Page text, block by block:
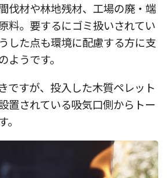
伐材や林地残材、工場の廃・端
料。要するにゴミ扱いされてい
した点も環境に配慮する方に支
ようです。
ですが、投入した木質ペレット
置されている吸気口側からトー